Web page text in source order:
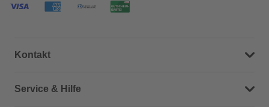
Kontakt
Dein Kontakt zu uns
Service & Hilfe